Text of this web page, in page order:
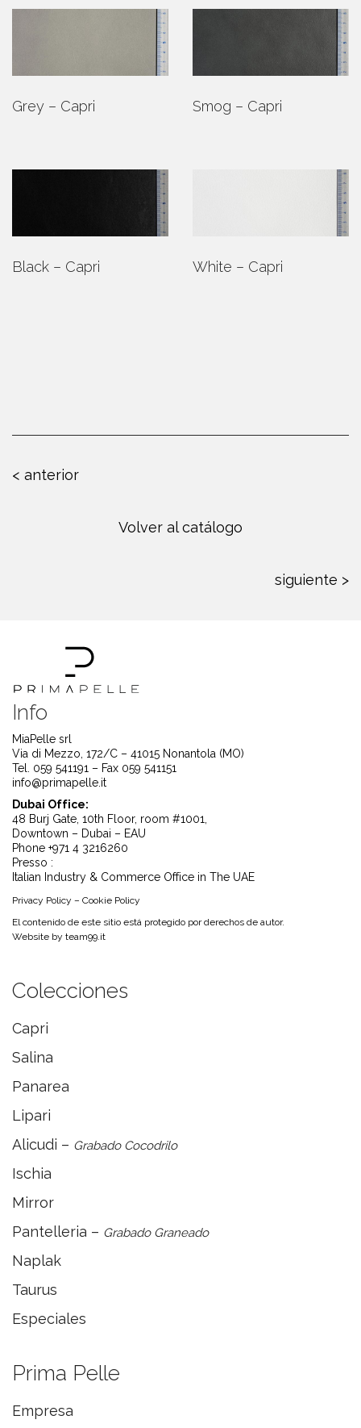
Grey – Capri Smog – Capri
Black – Capri White – Capri
< anterior
Volver al catálogo
siguiente >
Info
MiaPelle srl
Via di Mezzo, 172/C – 41015 Nonantola (MO)
Tel. 059 541191 – Fax 059 541151
info@primapelle.it
Dubai Office:
48 Burj Gate, 10th Floor, room #1001,
Downtown – Dubai – EAU
Phone +971 4 3216260
Presso :
Italian Industry & Commerce Office in The UAE
Privacy Policy – Cookie Policy
El contenido de este sitio está protegido por derechos de autor.
Website by team99.it
Colecciones
Capri
Salina
Panarea
Lipari
Alicudi – Grabado Cocodrilo
Ischia
Mirror
Pantelleria – Grabado Graneado
Naplak
Taurus
Especiales
Prima Pelle
Empresa